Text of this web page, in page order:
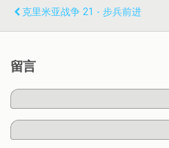
克里米亚战争 21 - 步兵前进
留言